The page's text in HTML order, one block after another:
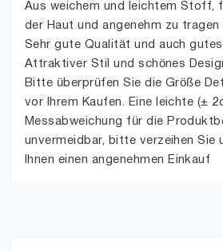
Aus weichem und leichtem Stoff,
der Haut und angenehm zu tragen
Sehr gute Qualität und auch gutes
Attraktiver Stil und schönes
Bitte überprüfen Sie die Größe
vor Ihrem Kaufen. Eine leichte (±
Messabweichung für die
unvermeidbar, bitte verzeihen Sie
Ihnen einen angenehmen Einkauf